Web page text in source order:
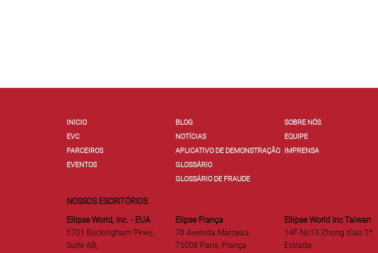
INICIO
EVC
PARCEIROS
EVENTOS
BLOG
NOTÍCIAS
APLICATIVO DE DEMONSTRAÇÃO
GLOSSÁRIO
GLOSSÁRIO DE FRAUDE
SOBRE NÓS
EQUIPE
IMPRENSA
NOSSOS ESCRITÓRIOS
Ellipse World, Inc. - EUA
5701 Buckingham Pkwy,
Suíte AB,
Elipse França
78 Avenida Marceau,
75008 Paris, França
Ellipse World Inc Taiwan
14F No13 Zhong Xiao 1ª
Estrada